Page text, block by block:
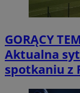
GORĄCY
Aktualna
spotkaniu z